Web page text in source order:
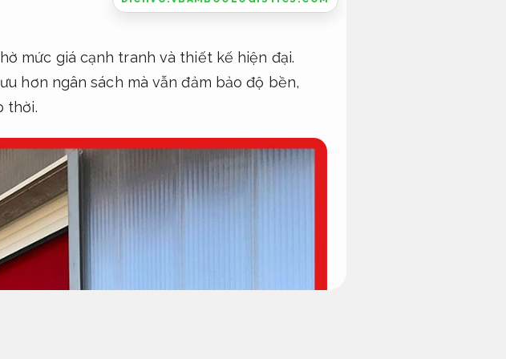
mức giá cạnh tranh và thiết kế hiện đại.
hơn ngân sách mà vẫn đảm bảo độ bền,
thời.